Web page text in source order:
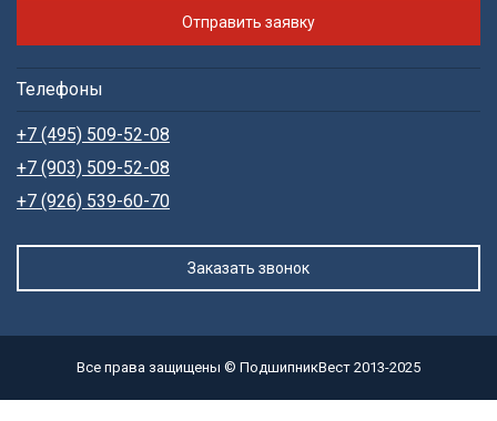
Отправить заявку
Телефоны
+7 (495) 509-52-08
+7 (903) 509-52-08
+7 (926) 539-60-70
Заказать звонок
Все права защищены © ПодшипникВест 2013-2025